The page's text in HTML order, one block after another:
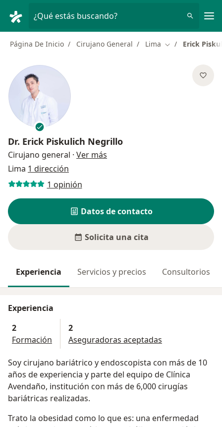
¿Qué estás buscando?
Página De Inicio Cirujano General Lima Cambiar de
Erick
Dr. Erick Piskulich Negrillo
Cirujano general · Ver más
Lima 1 dirección
1 opinión
Datos de contacto
Solicita una cita
Experiencia Servicios y precios Consultorios
Experiencia
2
Formación
2
Aseguradoras aceptadas
Soy cirujano bariátrico y endoscopista con más de 10
años de experiencia y parte del equipo de Clínica
Avendaño, institución con más de 6,000 cirugías
bariátricas realizadas.
Trato la obesidad como lo que es: una enfermedad